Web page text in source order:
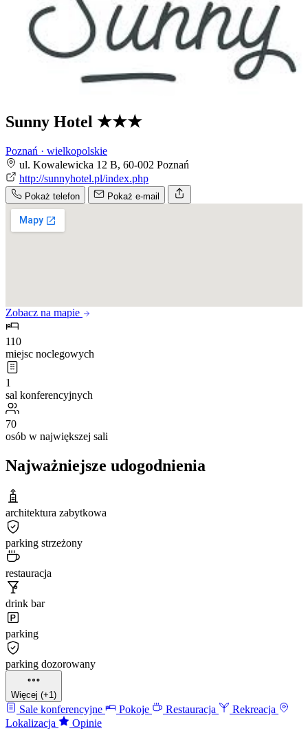
Sunny Hotel ★★★
Poznań · wielkopolskie
ul. Kowalewicka 12 B, 60-002 Poznań
http://sunnyhotel.pl/index.php
Pokaż telefon Pokaż e-mail
Zobacz na mapie
110
miejsc noclegowych
1
sal konferencyjnych
70
osób w największej sali
Najważniejsze udogodnienia
architektura zabytkowa
parking strzeżony
restauracja
drink bar
parking
parking dozorowany
Więcej (+1)
Sale konferencyjne Pokoje Restauracja
Rekreacja
Lokalizacja
Opinie